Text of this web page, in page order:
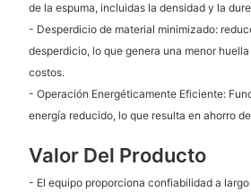
de la espuma, incluidas la densidad y la
- Desperdicio de material minimizado:
desperdicio, lo que genera una menor
costos.
- Operación Energéticamente Eficiente:
energía reducido, lo que resulta en ahorro
Valor Del Producto
- El equipo proporciona confiabilidad a